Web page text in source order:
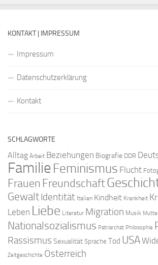
KONTAKT | IMPRESSUM
Impressum
Datenschutzerklärung
Kontakt
SCHLAGWORTE
Alltag Arbeit Beziehungen Biografie DDR
FamilieFeminismus Flucht
Frauen Freundschaft
GewaltIdentität Italien Kindheit Krankheit
Leben Liebe Literatur Migration Musik
Nationalsozialismus Patriarchat Philosophie
Rassismus SexualitätSprache Tod USA
Zeitgeschichte Österreich